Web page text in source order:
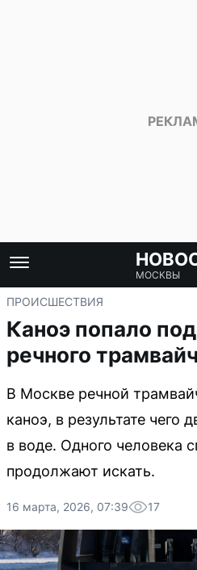
МОСКВЫ
ПРОИСШЕСТВИЯ
Каноэ попало
речного
В Москве речной
каноэ, в результате чего
в воде. Одного человека
продолжают искать.
16 марта, 2026, 07:39 17